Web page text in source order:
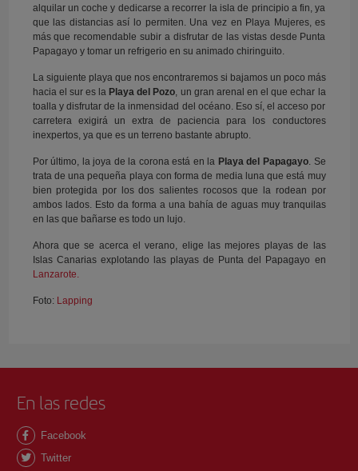
alquilar un coche y dedicarse a recorrer la isla de principio a fin, ya
que las distancias así lo permiten. Una vez en Playa Mujeres, es
más que recomendable subir a disfrutar de las vistas desde Punta
Papagayo y tomar un refrigerio en su animado chiringuito.
La siguiente playa que nos encontraremos si bajamos un poco más
hacia el sur es la Playa del Pozo , un gran arenal en el que echar la
toalla y disfrutar de la inmensidad del océano. Eso sí, el acceso por
carretera exigirá un extra de paciencia para los conductores
inexpertos, ya que es un terreno bastante abrupto.
Por último, la joya de la corona está en la Playa del Papagayo. Se
trata de una pequeña playa con forma de media luna que está muy
bien protegida por los dos salientes rocosos que la rodean por
ambos lados. Esto da forma a una bahía de aguas muy tranquilas
en las que bañarse es todo un lujo.
Ahora que se acerca el verano, elige las mejores playas de las
Islas Canarias explotando las playas de Punta del Papagayo en
Lanzarote.
Foto:Lapping
En las redes
Facebook
Twitter